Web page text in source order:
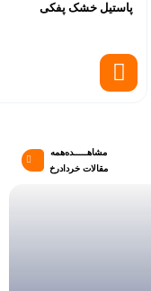
پاستیل خشک پفکی
مشاهـــــده‌همه
مقالات خردادرخ